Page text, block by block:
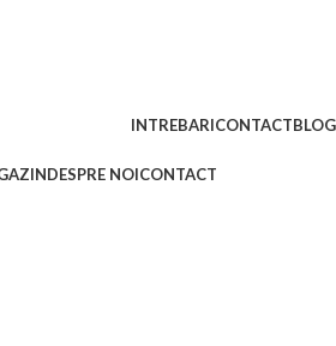
INTREBARICONTACTBLOG
DESPRE NOICONTACT